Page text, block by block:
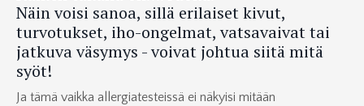
Näin voisi sanoa, sillä erilaiset kivut,
turvotukset, iho-ongelmat, vatsavaivat tai
jatkuva väsymys - voivat johtua siitä mitä
syöt!
Ja tämä vaikka allergiatesteissä ei näkyisi mitään